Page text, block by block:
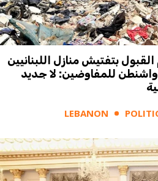
بتفتيش منازل اللبنانيين
للمفاوضين: لا جديد
LEBANON